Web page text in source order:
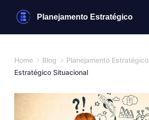
Planejamento Estratégico
Home Blog Planejamento Estratégico
Estratégico Situacional